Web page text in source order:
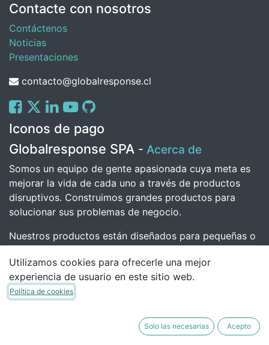
Contacte con nosotros
Contáctenos
Noticias
Presentaciones
contacto@globalresponse.cl
Iconos de pago
Globalresponse SPA - Acerca de
Somos un equipo de gente apasionada cuya meta es
mejorar la vida de cada uno a través de productos
disruptivos. Construimos grandes productos para
solucionar sus problemas de negocio.
Nuestros productos están diseñados para pequeñas o
rendimiento.
Copyright © Daniel Alejandro Santibanez Polanco
Source
Utilizamos cookies para ofrecerle una mejor
experiencia de usuario en este sitio web.
Política de cookies
Solo las necesarias Acepto